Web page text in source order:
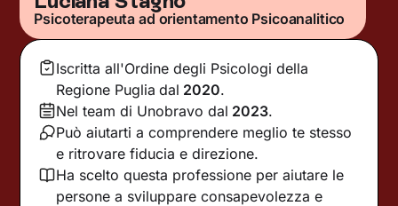
Psicoterapeuta ad orientamento Psicoanalitico
Iscritta all'Ordine degli Psicologi della
Regione Puglia dal 2020.
Nel team di Unobravo dal 2023.
Può aiutarti a comprendere meglio te stesso
e ritrovare fiducia e direzione.
Ha scelto questa professione per aiutare le
persone a sviluppare consapevolezza e